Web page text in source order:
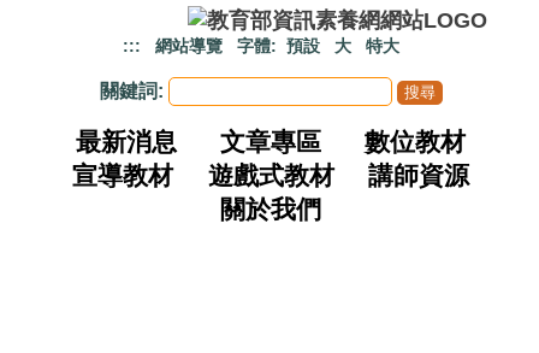
::: 網站導覽 字體: 預設 大 特大
關鍵詞:
最新消息 文章專區
數位教材
宣導教材
遊戲式教材
講師資源
關於我們